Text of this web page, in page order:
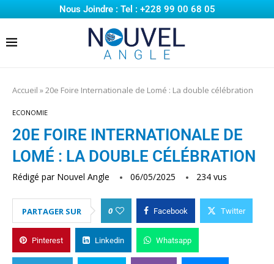
Nous Joindre : Tel : +228 99 00 68 05
Accueil »20e Foire Internationale de Lomé : La double célébration
ECONOMIE
20E FOIRE INTERNATIONALE DE
LOMÉ : LA DOUBLE CÉLÉBRATION
Rédigé par Nouvel Angle 06/05/2025 234 vus
PARTAGER SUR 0 Facebook Twitter
Pinterest Linkedin Whatsapp